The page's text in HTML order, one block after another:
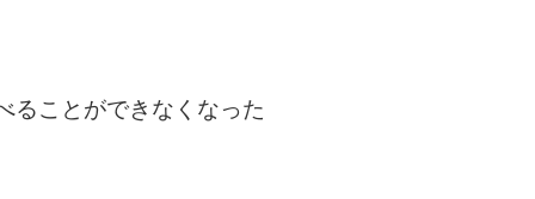
ることができなくなった